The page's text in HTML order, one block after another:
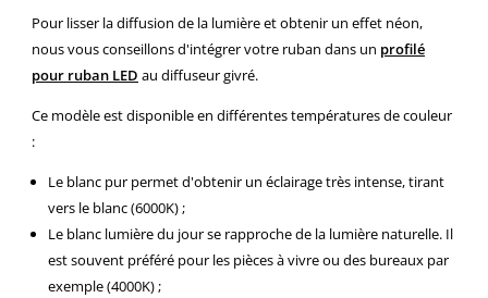
Pour lisser la diffusion de la lumière et obtenir un effet néon,
nous vous conseillons d'intégrer votre ruban dans un profilé
pour ruban LED au diffuseur givré.
Ce modèle est disponible en différentes températures de couleur
:
Le blanc pur permet d'obtenir un éclairage très intense, tirant
vers le blanc (6000K) ;
Le blanc lumière du jour se rapproche de la lumière naturelle. Il
est souvent préféré pour les pièces à vivre ou des bureaux par
exemple (4000K) ;